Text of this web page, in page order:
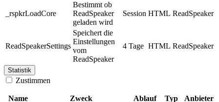
_rspkrLoadCore
Bestimmt ob
ReadSpeaker
geladen wird
Session HTML ReadSpeaker
ReadSpeakerSettings
Speichert die
Einstellungen
vom
ReadSpeaker
4 Tage HTML ReadSpeaker
Statistik
Zustimmen
Name Zweck Ablauf Typ Anbieter